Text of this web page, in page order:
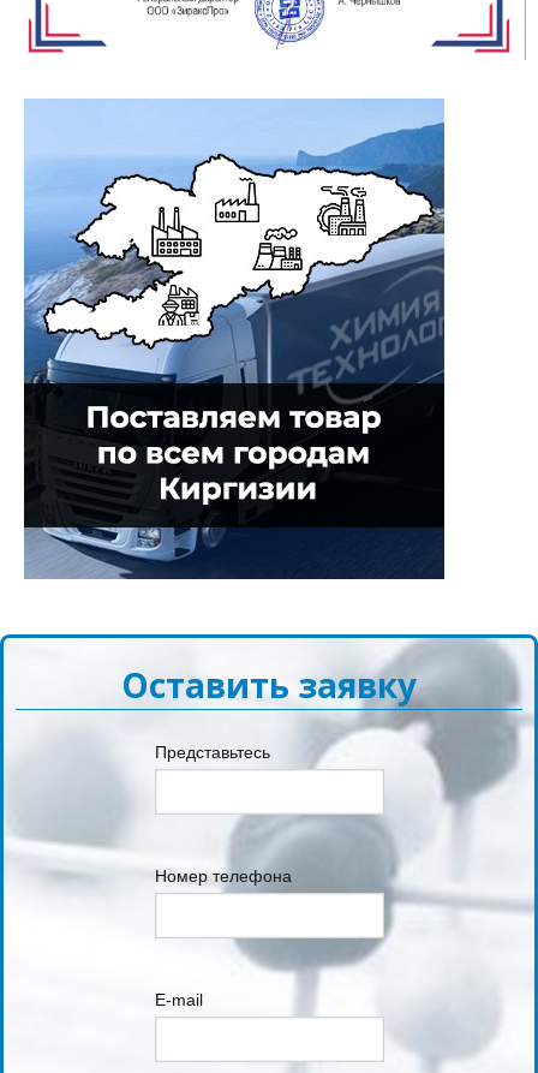
Оставить заявку
Представьтесь
Номер телефона
E-mail